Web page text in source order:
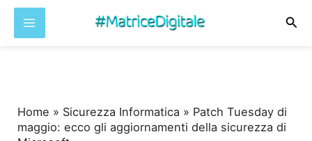
Home » Sicurezza Informatica » Patch Tuesday di
maggio: ecco gli aggiornamenti della sicurezza di